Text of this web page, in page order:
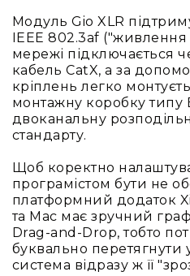
Для
Для
Dj
та
ТБ
Для
з
Модуль Gio XLR
IEEE 802.3af ("живлення
мережі підключається
кабель CatX, а за
кріплень легко
монтажну коробку типу
двоканальну
стандарту.
Щоб коректно
програмістом бути не
платформний додаток
та Mac має зручний
Drag-and-Drop, тобто
буквально перетягнути
система відразу ж її